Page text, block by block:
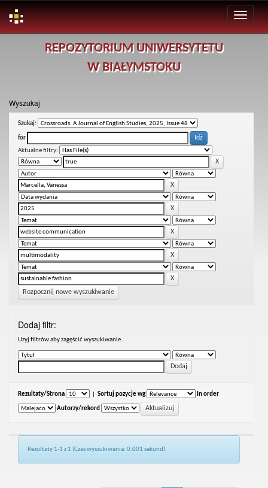
REPOZYTORIUM UNIWERSYTETU
W BIAŁYMSTOKU
Wyszukaj
Szukaj:
for
Aktualne filtry:
Rozpocznij nowe wyszukiwanie
Dodaj filtr:
Uzyj filtrów aby zagęścić wyszukiwanie.
Rezultaty/Strona Sortuj pozycje wg In order
Autorzy/rekord
Rezultaty 1-1 z 1 (Czas wyszukiwania: 0.001 sekund).